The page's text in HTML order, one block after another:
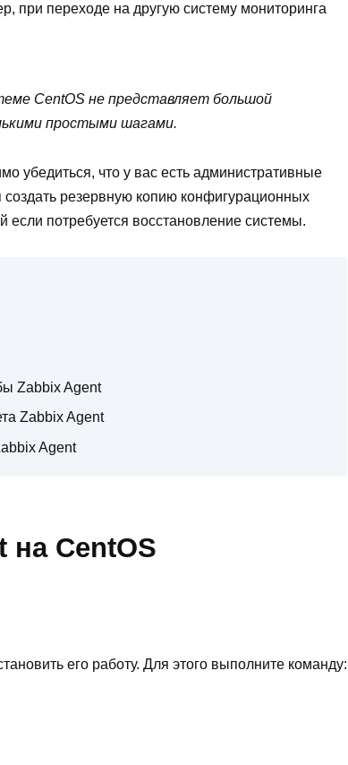
при переходе на другую систему мониторинга
CentOS не представляет большой
простыми шагами.
убедиться, что у вас есть административные
резервную копию конфигурационных
потребуется восстановление системы.
Zabbix Agent
Zabbix Agent
Agent
на CentOS
его работу. Для этого выполните команду: